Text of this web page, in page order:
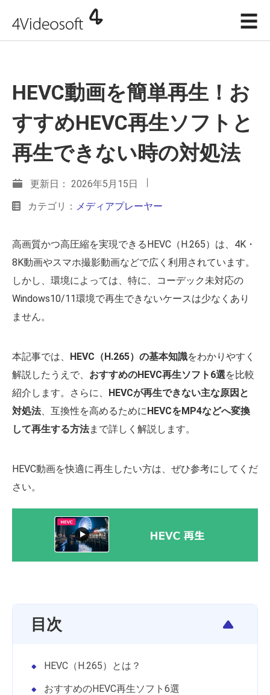
☰
HEVC動画を簡単再生！お
すすめHEVC再生ソフトと
再生できない時の対処法
更新日： 2026年5月15日
カテゴリ： メディアプレーヤー
高画質かつ高圧縮を実現できるHEVC（H.265）は、4K・
8K動画やスマホ撮影動画などで広く利用されています。
しかし、環境によっては、特に、コーデック未対応の
Windows10/11環境で再生できないケースは少なくあり
ません。
本記事では、 HEVC（H.265）の基本知識をわかりやすく
解説したうえで、 おすすめのHEVC再生ソフト6選を比較
紹介します。さらに、 HEVCが再生できない主な原因と
対処法、互換性を高めるためにHEVCをMP4などへ変換
して再生する方法まで詳しく解説します。
HEVC動画を快適に再生したい方は、ぜひ参考にしてくだ
さい。
目次
HEVC（H.265）とは？
おすすめのHEVC再生ソフト6選